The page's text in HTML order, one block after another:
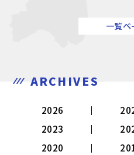
一覧ペ
ARCHIVES
2026
2023
2020